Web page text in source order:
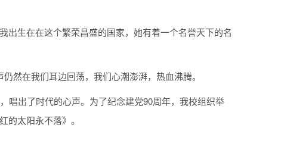
出生在在这个繁荣昌盛的国家，她有着一个名誉天下的名
然在我们耳边回荡，我们心潮澎湃，热血沸腾。
唱出了时代的心声。为了纪念建党90周年，我校组织举
太阳永不落》。